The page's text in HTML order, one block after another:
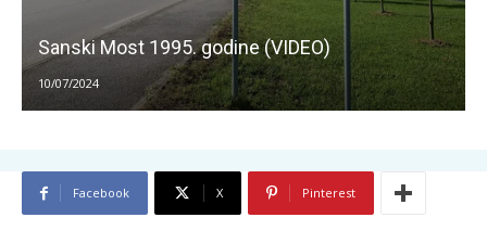
Sanski Most 1995. godine (VIDEO)
10/07/2024
Facebook X Pinterest